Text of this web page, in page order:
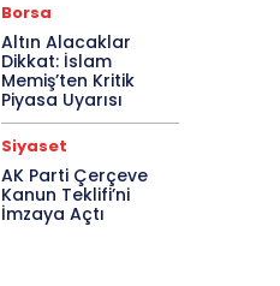
Borsa
Altın Alacaklar
Dikkat: İslam
Memiş’ten Kritik
Piyasa Uyarısı
Siyaset
AK Parti Çerçeve
Kanun Teklifi’ni
İmzaya Açtı